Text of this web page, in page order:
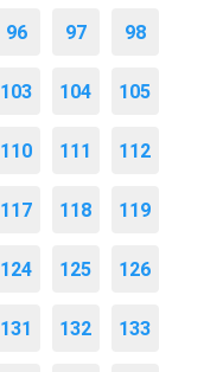
96 97 98
103 104 105
110 111 112
117 118 119
124 125 126
131 132 133